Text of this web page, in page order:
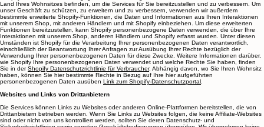
Die Services werden von Shopify gehostet, wobei Shopify personenbezogene Daten über Ihren
Zugriff auf die Services und deren Nutzung erfasst und verarbeitet, um Ihnen die Services
bereitzustellen und zu verbessern. Daten, die Sie an die Services übermitteln, werden an
Shopify sowie an Dritte weitergegeben, die sich möglicherweise in anderen Ländern als dem
Land Ihres Wohnsitzes befinden, um die Services für Sie bereitzustellen und zu verbessern. Um
unser Geschäft zu schützen, zu erweitern und zu verbessern, verwenden wir außerdem
bestimmte erweiterte Shopify-Funktionen, die Daten und Informationen aus Ihren Interaktionen
mit unserem Shop, mit anderen Händlern und mit Shopify einbeziehen. Um diese erweiterten
Funktionen bereitzustellen, kann Shopify personenbezogene Daten verwenden, die über Ihre
Interaktionen mit unserem Shop, anderen Händlern und Shopify erfasst wurden. Unter diesen
Umständen ist Shopify für die Verarbeitung Ihrer personenbezogenen Daten verantwortlich,
einschließlich der Beantwortung Ihrer Anfragen zur Ausübung Ihrer Rechte bezüglich der
Verwendung Ihrer personenbezogenen Daten für diese Zwecke. Weitere Informationen darüber,
wie Shopify Ihre personenbezogenen Daten verwendet und welche Rechte Sie haben, finden
Sie in der
Shopify Datenschutzrichtlinie für Verbraucher
haben, können Sie hier bestimmte Rechte in Bezug auf Ihre hier aufgeführten
personenbezogenen Daten ausüben
Link zum Shopify-Datenschutzportal
Websites und Links von Drittanbietern